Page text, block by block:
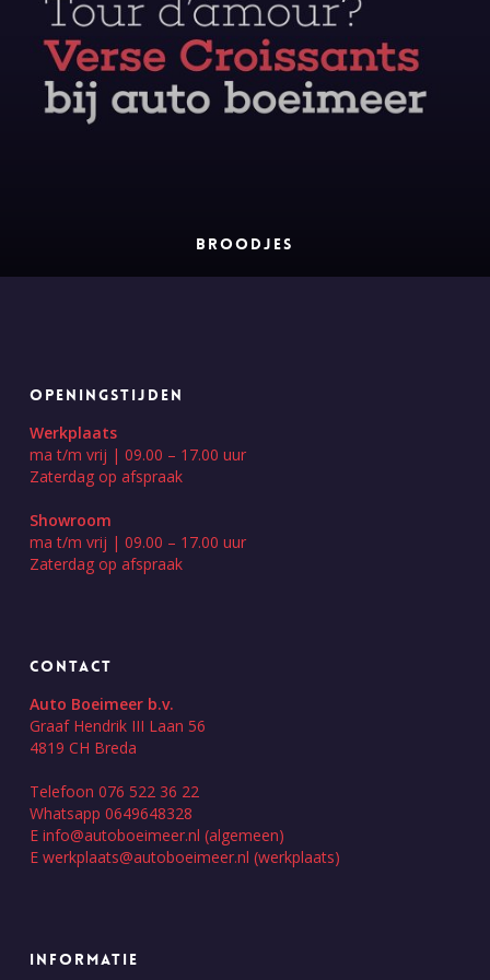
BROODJES
OPENINGSTIJDEN
Werkplaats
ma t/m vrij | 09.00 – 17.00 uur
Zaterdag op afspraak
Showroom
ma t/m vrij | 09.00 – 17.00 uur
Zaterdag op afspraak
CONTACT
Auto Boeimeer b.v.
Graaf Hendrik III Laan 56
4819 CH Breda
Telefoon 076 522 36 22
Whatsapp 0649648328
E info@autoboeimeer.nl (algemeen)
E werkplaats@autoboeimeer.nl (werkplaats)
INFORMATIE